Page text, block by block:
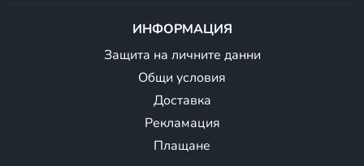
ИНФОРМАЦИЯ
Защита на личните данни
Общи условия
Доставка
Рекламация
Плащане